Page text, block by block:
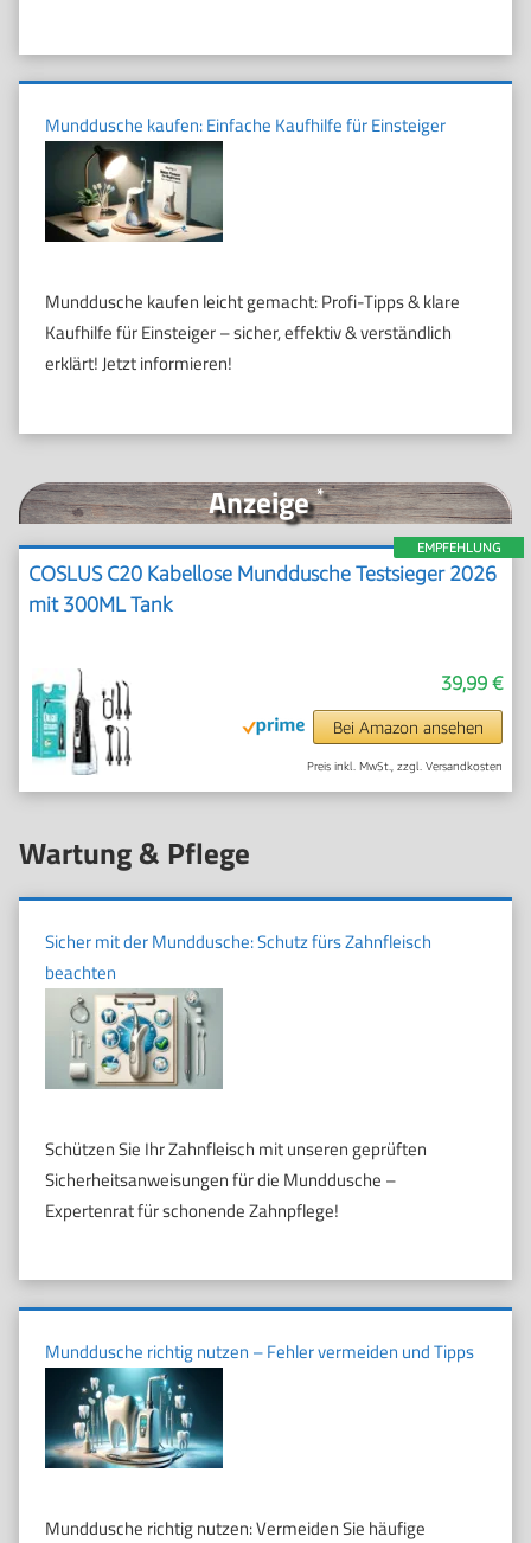
Munddusche kaufen: Einfache Kaufhilfe für Einsteiger
Munddusche kaufen leicht gemacht: Profi-Tipps & klare
Kaufhilfe für Einsteiger – sicher, effektiv & verständlich
erklärt! Jetzt informieren!
Wartung & Pflege
Sicher mit der Munddusche: Schutz fürs Zahnfleisch
beachten
Schützen Sie Ihr Zahnfleisch mit unseren geprüften
Sicherheitsanweisungen für die Munddusche –
Expertenrat für schonende Zahnpflege!
Munddusche richtig nutzen – Fehler vermeiden und Tipps
Munddusche richtig nutzen: Vermeiden Sie häufige
Anzeige*
EMPFEHLUNG
COSLUS C20 Kabellose Munddusche Testsieger 2026
mit 300ML Tank
39,99 €
Bei Amazon ansehen
Preis inkl. MwSt., zzgl. Versandkosten